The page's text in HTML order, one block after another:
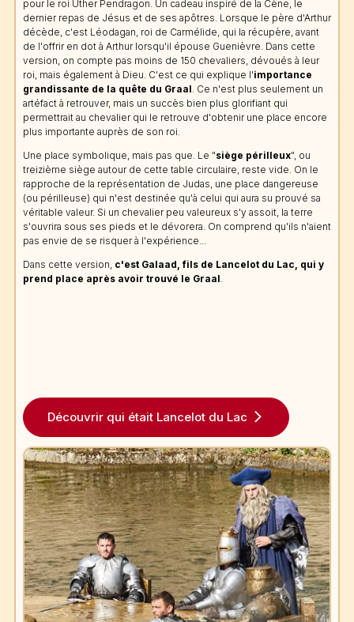
pour le roi Uther Pendragon. Un cadeau inspiré de la Cène, le
dernier repas de Jésus et de ses apôtres. Lorsque le père d'Arthur
décède, c'est Léodagan, roi de Carmélide, qui la récupère, avant
de l'offrir en dot à Arthur lorsqu'il épouse Guenièvre. Dans cette
version, on compte pas moins de 150 chevaliers, dévoués à leur
roi, mais également à Dieu. C'est ce qui explique l'importance
grandissante de la quête du Graal. Ce n'est plus seulement un
artéfact à retrouver, mais un succès bien plus glorifiant qui
permettrait au chevalier qui le retrouve d'obtenir une place encore
plus importante auprès de son roi.
Une place symbolique, mais pas que. Le "siège périlleux", ou
treizième siège autour de cette table circulaire, reste vide. On le
rapproche de la représentation de Judas, une place dangereuse
(ou périlleuse) qui n'est destinée qu'à celui qui aura su prouvé sa
véritable valeur. Si un chevalier peu valeureux s'y assoit, la terre
s'ouvrira sous ses pieds et le dévorera. On comprend qu'ils n'aient
pas envie de se risquer à l'expérience...
Dans cette version, c'est Galaad, fils de Lancelot du Lac, qui y
prend place après avoir trouvé le Graal
Découvrir qui était Lancelot du Lac